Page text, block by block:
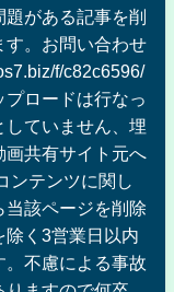
がある記事を削
す。お問い合わせ
f/c82c6596/
ロードは行なっ
ていません、埋
画共有サイト元へ
ンテンツに関し
該ページを削除
除く3営業日以内
。不慮による事故